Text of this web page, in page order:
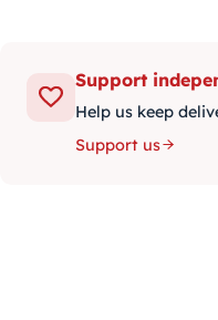
Support
Help us keep
Support us